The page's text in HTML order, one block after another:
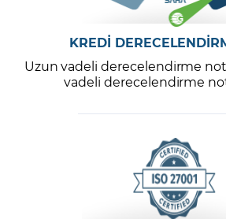
KREDİ
Uzun vadeli derecelendirme
vadeli derecelendirme